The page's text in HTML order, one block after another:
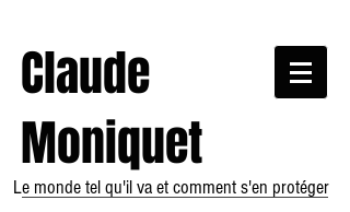
Claude
Moniquet
Le monde tel qu'il va et comment s'en protéger